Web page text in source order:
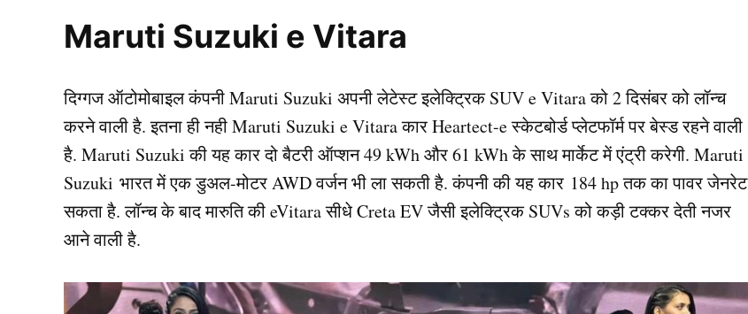
Maruti Suzuki e Vitara
दिग्गज ऑटोमोबाइल कंपनी Maruti Suzuki अपनी लेटेस्ट इलेक्ट्रिक SUV e Vitara को 2 दिसंबर को लॉन्च
करने वाली है. इतना ही नही Maruti Suzuki e Vitara कार Heartect-e स्केटबोर्ड प्लेटफॉर्म पर बेस्ड रहने वाली
है. Maruti Suzuki की यह कार दो बैटरी ऑप्शन 49 kWh और 61 kWh के साथ मार्केट में एंट्री करेगी. Maruti
Suzuki भारत में एक डुअल-मोटर AWD वर्जन भी ला सकती है. कंपनी की यह कार 184 hp तक का पावर जेनरेट
सकता है. लॉन्च के बाद मारुति की eVitara सीधे Creta EV जैसी इलेक्ट्रिक SUVs को कड़ी टक्कर देती नजर
आने वाली है.